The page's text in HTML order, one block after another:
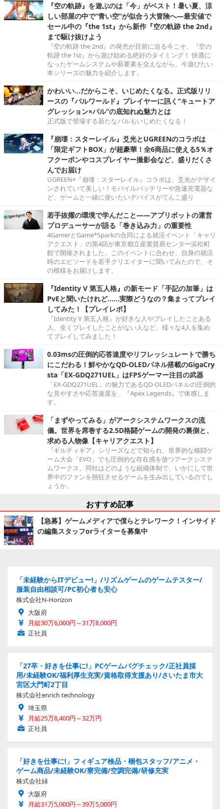
『空の軌跡』を遊ぶのは「今」がベスト！暑い夏、涼
しい部屋の中で“青い空”が似合う大冒険へ―最安値で
セール中の『the 1st』から新作『空の軌跡 the 2nd』
まで駆け抜けよう
『空の軌跡 the 2nd』の発売が目前に迫る今こそ、『空の
軌跡 the 1st』から遊び始める絶好のタイミング！ 快適に
なったゲームシステムや新要素を交えながら、今遊びたい
本シリーズの魅力を紹介します。
かわいい…だからこそ、いじめたくなる。正式版リリ
ースの『パルワールド』プレイヤーに訊く“キュートア
グレッション×パル”の底知れぬ魅力とは
正式版で登場する新たなパルもいじめたくなる！
『崩壊：スターレイル』爻光とUGREENのコラボは
「限定ギフトBOX」が超豪華！全6商品に使える5％オ
フクーポンやコスプレイヤー撮影会など、盛りだくさ
んでお届け
UGREEN×『崩壊：スターレイル』コラボは、爻光がデザイ
ンされていて美しい！モバイルバッテリーや急速充電器な
ど、ゲームと一緒に使いたいデバイスがてんこ盛り
若手抜擢の環境で学んだこと――アプリボットの運営
プロデューサーが語る「巻き込み力」の重要性
4GamerとGame*Sparkの合同による就活イベント「キャリ
アクエスト」の第4回が東京都立産業貿易センター浜松町
館で開催されました。このイベントに合わせ、自身の就活
時のエピソードを若手クリエイターに聞いてみたので、そ
の模様をお届けします。
『Identity V 第五人格』の新モード「手記の加筆」は
PvEと聞いたけれど……実際どうなの？集まってプレイ
してみた！【プレイレポ】
『Identity V 第五人格』が好きな人やプレイしたことある
人、全くプレイしたことがない人など、様々な4人を集め
てプレイしてみました！
0.03msの圧倒的応答速度やリフレッシュレートで勝ち
にこだわる！鮮やかなQD-OLEDパネル搭載のGigaCry
sta「EX-GDQ271UEL」はFPSゲーマー注目の武器
「EX-GDQ271UEL」の魅力であるQD-OLEDパネルの圧倒的
な見やすさや応答速度を、『Apex Legends』で体感しま
す。
「まずやってみる」がアークシステムワークスの流
儀。世界を席巻する2.5D格闘ゲームの開発の裏側と、
求める人物像【キャリアクエスト】
『ギルティギア』シリーズなどで知られ、世界的な格闘ゲ
ーム大会「EVO」でも圧倒的な存在感を放つアークシステ
ムワークス。同社はどのような組織体制で、いかにして世
界中のファンを熱狂させるゲームを生み出しているのでし
ょうか。
おすすめ記事
【急募】ゲームメディアで僕らとテレワーク！インサイド
の編集スタッフorライターを募集中
「未経験からITデビュー!」/リズムゲームのゲームテスター/
服装自由相談可/PC初心者も安心
株式会社N-Horizon
大阪府
月給30万6,000円～31万8,000円
正社員
「27卒・好きを仕事に!」PCゲームバグチェック/正社員採
用/未経験OK/福利厚生充実/資格取得支援あり/さいたま市大
宮区大門町2丁目
株式会社enrich technology
埼玉県
月給25万8,400円～32万円
正社員
「好きを仕事に!」フィギュア検品・梱包スタッフ/アニメ・
ゲーム商品/未経験OK/寮完備/空調完備/研修充実
株式会社緑
大阪府
月給31万5,000円～39万5,000円